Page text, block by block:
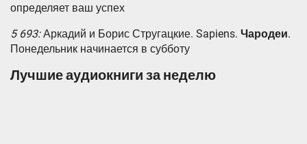
определяет ваш успех
5 693: Аркадий и Борис Стругацкие. Sapiens. Чародеи.
Понедельник начинается в субботу
Лучшие аудиокниги за неделю